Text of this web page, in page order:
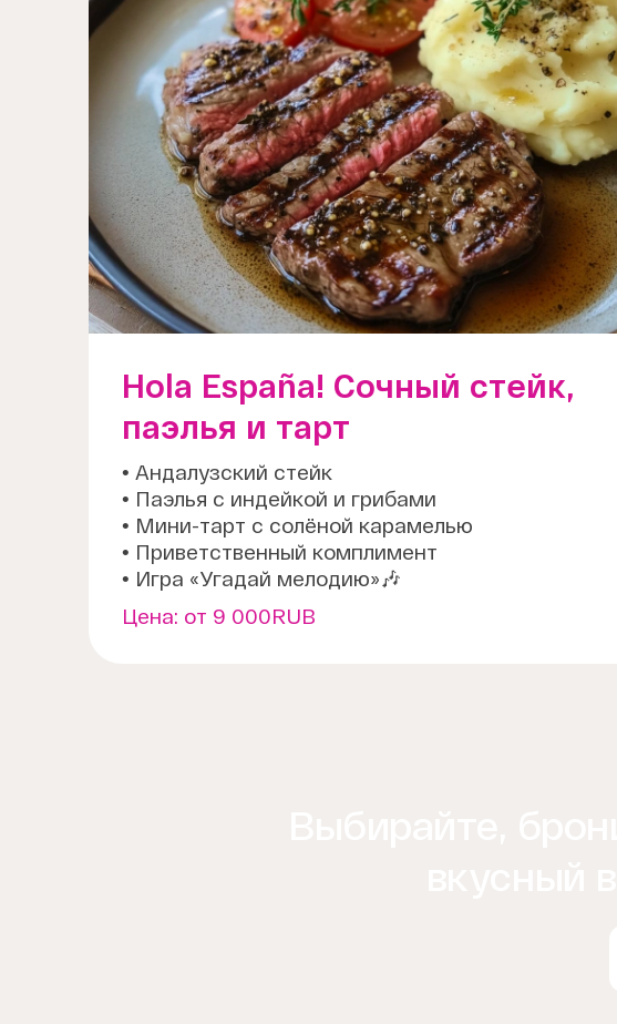
Hola España! Сочный стейк,
паэлья и тарт
• Андалузский стейк
• Паэлья с индейкой и грибами
• Мини-тарт с солёной карамелью
• Приветственный комплимент
• Игра «Угадай мелодию»🎶
Цена: от 9 000RUB